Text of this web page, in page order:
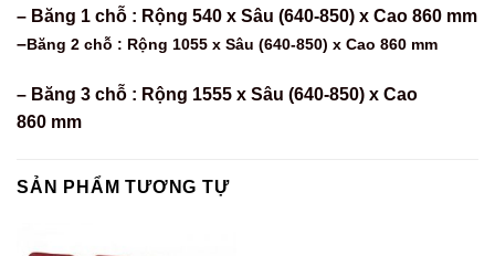
– Băng 1 chỗ : Rộng 540 x Sâu (640-850) x Cao 860 mm
–Băng 2 chỗ : Rộng 1055 x Sâu (640-850) x Cao 860 mm
– Băng 3 chỗ : Rộng 1555 x Sâu (640-850) x Cao
860 mm
SẢN PHẨM TƯƠNG TỰ